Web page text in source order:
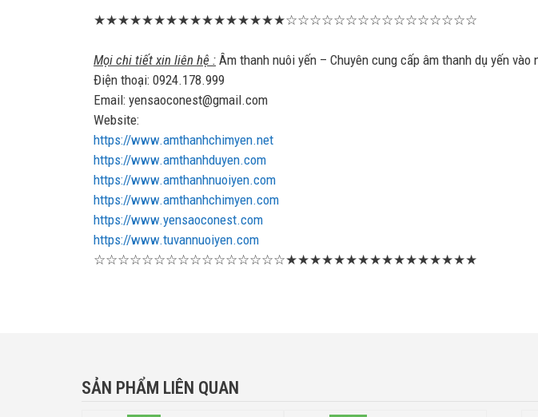
★★★★★★★★★★★★★★★★☆☆☆☆☆☆☆☆☆☆☆☆☆☆☆☆
Mọi chi tiết xin liên hệ : Âm thanh nuôi yến – Chuyên cung cấp âm thanh dụ yến
Điện thoại: 0924.178.999
Email: yensaoconest@gmail.com
Website:
https://www.amthanhchimyen.net
https://www.amthanhduyen.com
https://www.amthanhnuoiyen.com
https://www.amthanhchimyen.com
https://www.yensaoconest.com
https://www.tuvannuoiyen.com
☆☆☆☆☆☆☆☆☆☆☆☆☆☆☆☆★★★★★★★★★★★★★★★★
SẢN PHẨM LIÊN QUAN